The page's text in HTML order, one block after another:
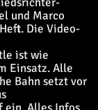
und Marco
Die Video-
ist wie
Einsatz. Alle
Bahn setzt vor